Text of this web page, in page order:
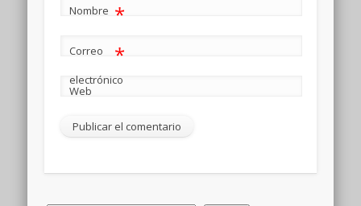
Nombre *
Correo
electrónico
*
Web